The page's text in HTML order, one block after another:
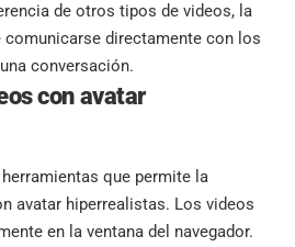
de otros tipos de videos, la
comunicarse directamente con los
conversación.
con avatar
herramientas que permite la
avatar hiperrealistas. Los videos
en la ventana del navegador.